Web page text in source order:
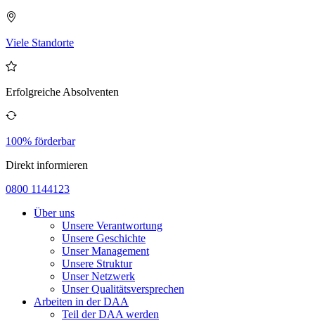
Viele Standorte
Erfolgreiche Absolventen
100% förderbar
Direkt informieren
0800 1144123
Über uns
Unsere Verantwortung
Unsere Geschichte
Unser Management
Unsere Struktur
Unser Netzwerk
Unser Qualitätsversprechen
Arbeiten in der DAA
Teil der DAA werden